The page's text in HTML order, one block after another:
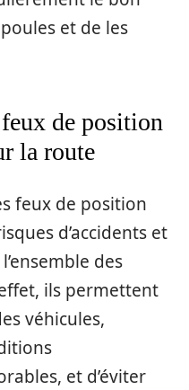
et de les
de position
la route
feux de position
d’accidents et
des
ils permettent
véhicules,
et d’éviter